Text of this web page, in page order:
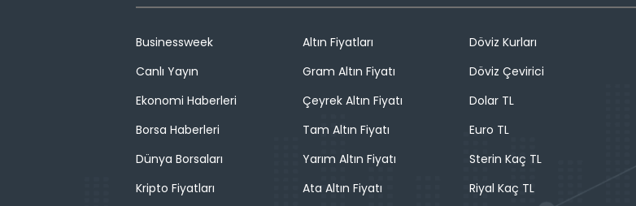
Businessweek
Canlı Yayın
Ekonomi Haberleri
Borsa Haberleri
Dünya Borsaları
Kripto Fiyatları
Altın Fiyatları
Gram Altın Fiyatı
Çeyrek Altın Fiyatı
Tam Altın Fiyatı
Yarım Altın Fiyatı
Ata Altın Fiyatı
Döviz Kurları
Döviz Çevirici
Dolar TL
Euro TL
Sterin Kaç TL
Riyal Kaç TL